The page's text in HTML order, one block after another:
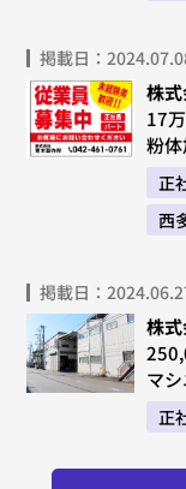
掲載日：
株
17
粉
正
西
掲載日：
株
マ
正